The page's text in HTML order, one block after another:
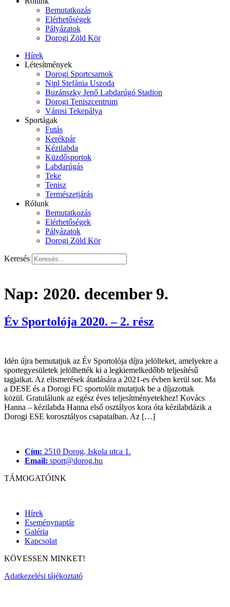
Bemutatkozás
Elérhetőségek
Pályázatok
Dorogi Zöld Kör
Hírek
Létesítmények
Dorogi Sportcsarnok
Nipl Stefánia Uszoda
Buzánszky Jenő Labdarúgó Stadion
Dorogi Teniszcentrum
Városi Tekepálya
Sportágak
Futás
Kerékpár
Kézilabda
Küzdősportok
Labdarúgás
Teke
Tenisz
Természetjárás
Rólunk
Bemutatkozás
Elérhetőségek
Pályázatok
Dorogi Zöld Kör
Keresés
Nap: 2020. december 9.
Év Sportolója 2020. – 2. rész
Idén újra bemutatjuk az Év Sportolója díjra jelölteket, amelyekre a
sportegyesületek jelölhették ki a legkiemelkedőbb teljesítésű
tagjaikat. Az elismerések átadására a 2021-es évben kerül sor. Ma
a DESE és a Dorogi FC sportolóit mutatjuk be a díjazottak
közül. Gratulálunk az egész éves teljesítményetekhez! Kovács
Hanna – kézilabda Hanna első osztályos kora óta kézilabdázik a
Dorogi ESE korosztályos csapataiban. Az […]
Cím: 2510 Dorog, Iskola utca 1.
Email: sport@dorog.hu
TÁMOGATÓINK
Hírek
Eseménynaptár
Galéria
Kapcsolat
KÖVESSEN MINKET!
Adatkezelési tájékoztató